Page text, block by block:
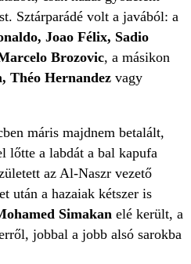
Sztárparádé volt a javából: a
Joao Félix, Sadio
Brozovic, a másikon
Théo Hernandez vagy
máris majdnem betalált,
lőtte a labdát a bal kapufa
az Al-Naszr vezető
után a hazaiak kétszer is
Simakan elé került, a
jobbal a jobb alsó sarokba